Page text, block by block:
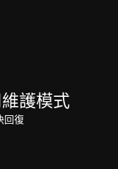
護模式
回復